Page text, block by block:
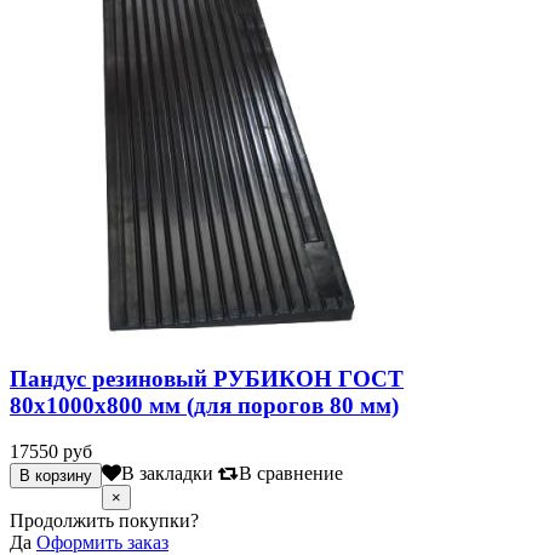
Пандус резиновый РУБИКОН ГОСТ
80х1000х800 мм (для порогов 80 мм)
17550 руб
В закладки В сравнение
×
Продолжить покупки?
Да Оформить заказ